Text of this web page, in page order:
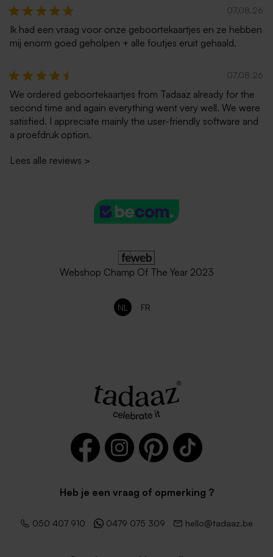
07.08.26
Ik had een vraag voor onze geboortekaartjes en ze hebben
mij enorm goed geholpen + alle foutjes eruit gehaald.
07.08.26
We ordered geboortekaartjes from Tadaaz already for the
second time and again everything went very well. We were
satisfied. I appreciate mainly the user-friendly software and
a proefdruk option.
Lees alle reviews >
Webshop Champ Of The Year 2023
NL FR
Heb je een vraag of opmerking ?
050 407 910 0479 075 309 hello@tadaaz.be